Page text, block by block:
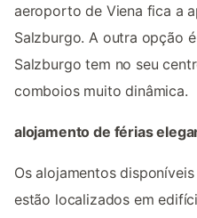
aeroporto de Viena fica a
Salzburgo. A outra opção
Salzburgo tem no seu
comboios muito dinâmica.
alojamento de férias
Os alojamentos
estão localizados em